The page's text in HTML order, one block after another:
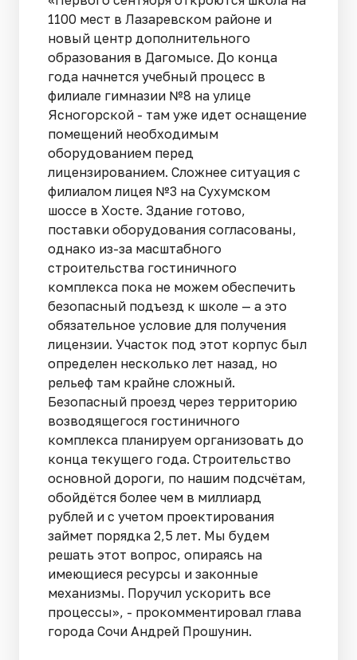
1100 мест в Лазаревском районе и
новый центр дополнительного
образования в Дагомысе. До конца
года начнется учебный процесс в
филиале гимназии №8 на улице
Ясногорской - там уже идет оснащение
помещений необходимым
оборудованием перед
лицензированием. Сложнее ситуация с
филиалом лицея №3 на Сухумском
шоссе в Хосте. Здание готово,
поставки оборудования согласованы,
однако из-за масштабного
строительства гостиничного
комплекса пока не можем обеспечить
безопасный подъезд к школе — а это
обязательное условие для получения
лицензии. Участок под этот корпус был
определен несколько лет назад, но
рельеф там крайне сложный.
Безопасный проезд через территорию
возводящегося гостиничного
комплекса планируем организовать до
конца текущего года. Строительство
основной дороги, по нашим подсчётам,
обойдётся более чем в миллиард
рублей и с учетом проектирования
займет порядка 2,5 лет. Мы будем
решать этот вопрос, опираясь на
имеющиеся ресурсы и законные
механизмы. Поручил ускорить все
процессы», - прокомментировал глава
города Сочи Андрей Прошунин.